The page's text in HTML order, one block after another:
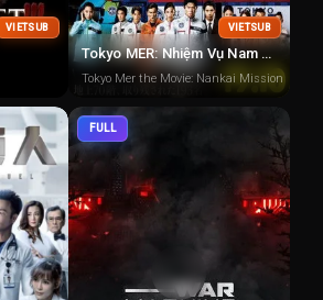
VIETSUB VIETSUB
Tokyo MER: Nhiệm Vụ Nam Hải
Tokyo Mer the Movie: Nankai Mission
FULL